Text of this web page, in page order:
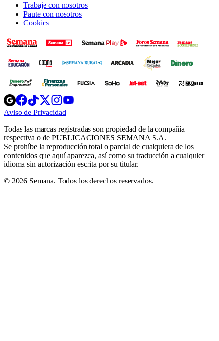
Trabaje con nosotros
Paute con nosotros
Cookies
Opens
in
new
Opens
in
new
Opens
in
new
window
Opens
new
windowwindow
Aviso de Privacidad
new
window
Todas las marcas registradas son propiedad de la compañía
respectiva o de PUBLICACIONES SEMANA S.A.
Se prohíbe la reproducción total o parcial de cualquiera de los
contenidos que aquí aparezca, así como su traducción a cualquier
idioma sin autorización escrita por su titular.
© 2026 Semana. Todos los derechos reservados.